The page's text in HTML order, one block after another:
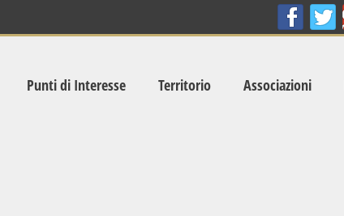
Punti di Interesse Territorio Associazioni